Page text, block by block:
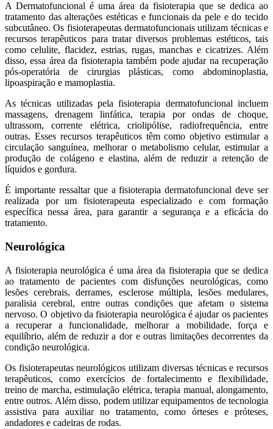
A Dermatofuncional é uma área da fisioterapia que se dedica ao
tratamento das alterações estéticas e funcionais da pele e do tecido
subcutâneo. Os fisioterapeutas dermatofuncionais utilizam técnicas e
recursos terapêuticos para tratar diversos problemas estéticos, tais
como celulite, flacidez, estrias, rugas, manchas e cicatrizes. Além
disso, essa área da fisioterapia também pode ajudar na recuperação
pós-operatória de cirurgias plásticas, como abdominoplastia,
lipoaspiração e mamoplastia.
As técnicas utilizadas pela fisioterapia dermatofuncional incluem
massagens, drenagem linfática, terapia por ondas de choque,
ultrassom, corrente elétrica, criolipólise, radiofrequência, entre
outras. Esses recursos terapêuticos têm como objetivo estimular a
circulação sanguínea, melhorar o metabolismo celular, estimular a
produção de colágeno e elastina, além de reduzir a retenção de
líquidos e gordura.
É importante ressaltar que a fisioterapia dermatofuncional deve ser
realizada por um fisioterapeuta especializado e com formação
específica nessa área, para garantir a segurança e a eficácia do
tratamento.
Neurológica
A fisioterapia neurológica é uma área da fisioterapia que se dedica
ao tratamento de pacientes com disfunções neurológicas, como
lesões cerebrais, derrames, esclerose múltipla, lesões medulares,
paralisia cerebral, entre outras condições que afetam o sistema
nervoso. O objetivo da fisioterapia neurológica é ajudar os pacientes
a recuperar a funcionalidade, melhorar a mobilidade, força e
equilíbrio, além de reduzir a dor e outras limitações decorrentes da
condição neurológica.
Os fisioterapeutas neurológicos utilizam diversas técnicas e recursos
terapêuticos, como exercícios de fortalecimento e flexibilidade,
treino de marcha, estimulação elétrica, terapia manual, alongamento,
entre outros. Além disso, podem utilizar equipamentos de tecnologia
assistiva para auxiliar no tratamento, como órteses e próteses,
andadores e cadeiras de rodas.